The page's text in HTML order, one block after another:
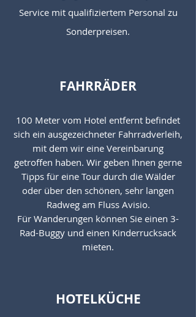
Service mit qualifiziertem Personal zu
Sonderpreisen.
FAHRRÄDER
100 Meter vom Hotel entfernt befindet
sich ein ausgezeichneter Fahrradverleih,
mit dem wir eine Vereinbarung
getroffen haben. Wir geben Ihnen gerne
Tipps für eine Tour durch die Wälder
oder über den schönen, sehr langen
Radweg am Fluss Avisio.
Für Wanderungen können Sie einen 3-
Rad-Buggy und einen Kinderrucksack
mieten.
HOTELKÜCHE